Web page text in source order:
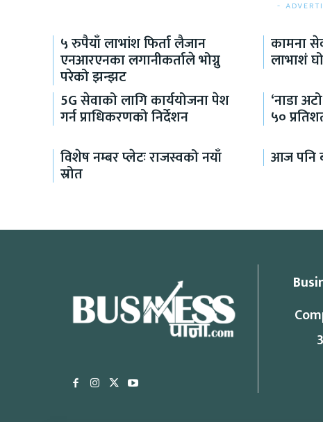
-
५ रुपैयाँ लाभांश फिर्ता लैजान
एनआरएनका लगानीकर्ताले भोग्नु
परेको झन्झट
कामना
लाभाशं
5G सेवाको लागि कार्ययोजना पेश
गर्न प्राधिकरणको निर्देशन
‘नाडा
५०
विशेष नम्बर प्लेटः राजस्वको नयाँ
स्रोत
आज पनि